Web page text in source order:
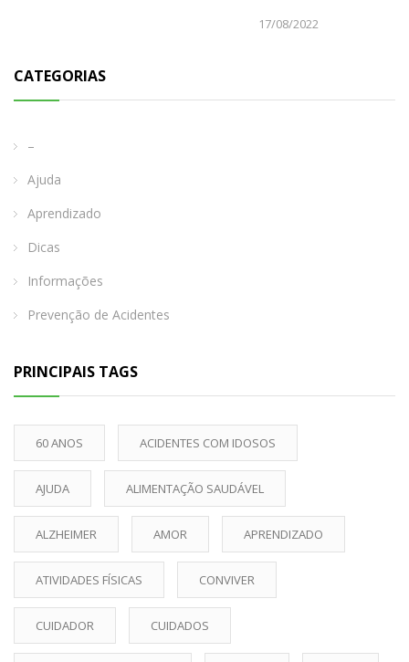
17/08/2022
CATEGORIAS
–
Ajuda
Aprendizado
Dicas
Informações
Prevenção de Acidentes
PRINCIPAIS TAGS
60 ANOS ACIDENTES COM IDOSOS
AJUDA ALIMENTAÇÃO SAUDÁVEL
ALZHEIMER AMOR APRENDIZADO
ATIVIDADES FÍSICAS CONVIVER
CUIDADOR CUIDADOS